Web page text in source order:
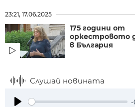
23:21, 17.06.2025
175 години от
оркестровото
в България
Слушай новината
-